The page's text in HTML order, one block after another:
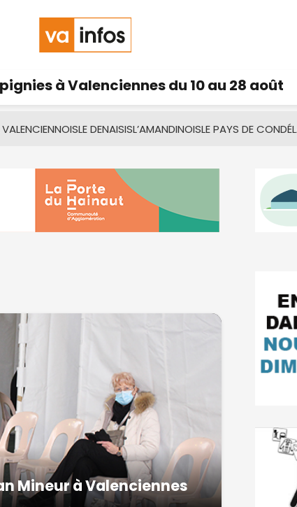
à Valenciennes du 10 au 28 août
VALENCIENNOISLE DENAISISL’AMANDINOISLE PAYS DE CONDÉ
Mineur à Valenciennes